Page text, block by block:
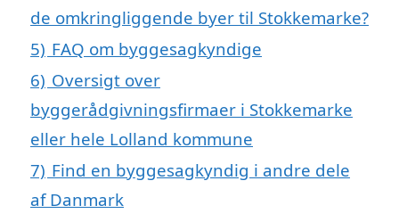
de omkringliggende byer til Stokkemarke?
5) FAQ om byggesagkyndige
6) Oversigt over
byggerådgivningsfirmaer i Stokkemarke
eller hele Lolland kommune
7) Find en byggesagkyndig i andre dele
af Danmark